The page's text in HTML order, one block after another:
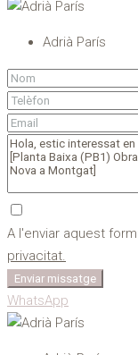
Adrià París
A l'enviar aquest
privacitat.
Enviar missatge
WhatsApp